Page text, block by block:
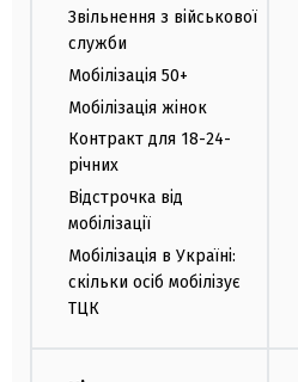
Звільнення з військової
служби
Мобілізація 50+
Мобілізація жінок
Контракт для 18-24-
річних
Відстрочка від
мобілізації
Мобілізація в Україні:
скільки осіб мобілізує
ТЦК